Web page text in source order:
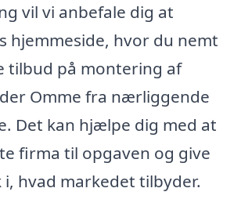
vil vi anbefale dig at
hjemmeside, hvor du nemt
tilbud på montering af
Omme fra nærliggende
Det kan hjælpe dig med at
firma til opgaven og give
hvad markedet tilbyder.